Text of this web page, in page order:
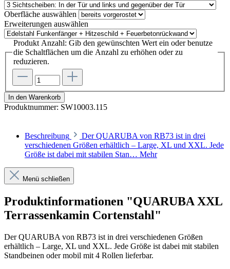
Oberfläche auswählen
Erweiterungen auswählen
Produkt Anzahl: Gib den gewünschten Wert ein oder benutze
die Schaltflächen um die Anzahl zu erhöhen oder zu
reduzieren.
In den Warenkorb
Produktnummer: SW10003.115
Beschreibung
Der QUARUBA von RB73 ist in drei
verschiedenen Größen erhältlich – Large, XL und XXL. Jede
Größe ist dabei mit stabilen Stan… Mehr
Menü schließen
Produktinformationen "QUARUBA XXL
Terrassenkamin Cortenstahl"
Der QUARUBA von RB73 ist in drei verschiedenen Größen
erhältlich – Large, XL und XXL. Jede Größe ist dabei mit stabilen
Standbeinen oder mobil mit 4 Rollen lieferbar.